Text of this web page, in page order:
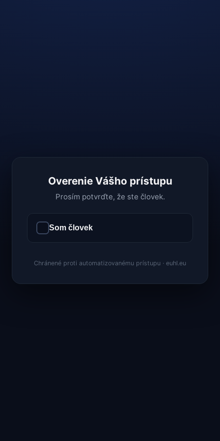
Overenie Vášho prístupu
Prosím potvrďte, že ste človek.
Som človek
Chránené proti automatizovanému prístupu · euhl.eu